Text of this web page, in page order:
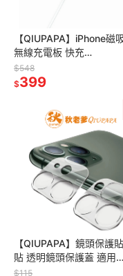
【QIUPAPA】iPhone磁
無線充電板 快充
iPhonei12/i13/i14系列 磁
線充 無線充電盤
$548
$399
【QIUPAPA】鏡頭保護
貼 透明鏡頭保護蓋 適用
iPhone13 12 11Pro Max
$115